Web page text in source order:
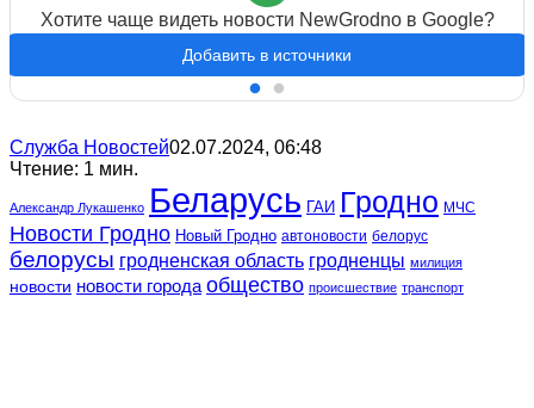
Хотите чаще видеть новости NewGrodno в Google?
Добавить в источники
Служба Новостей02.07.2024, 06:48
Чтение: 1 мин.
Александр Лукашенко Беларусь ГАИ Гродно МЧС
Новости Гродно Новый Гродно автоновости белорус
белорусы гродненская область гродненцы милиция
новости новости города общество происшествие транспорт